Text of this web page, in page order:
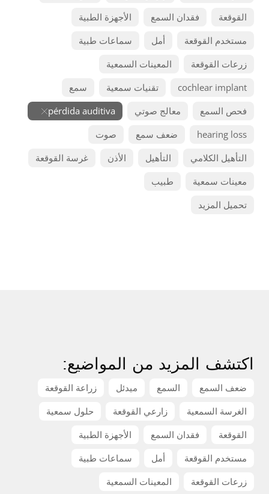
القوقعة
فقدان السمع
الأجهزة الطبية
مستخدم القوقعة
أمل
سماعات طبية
زرعات القوقعة
المعينات السمعية
cochlear implant
تقنيات سمعية
سمع
فحص السمع
معالج صوتي
pérdida auditiva
hearing loss
ضعف سمع
صوت
التأهيل الكلامي
التأهيل الأذن
غرسة القوقعة
معينات سمعية
طبيب
تحميل المزيد
اكتشف المزيد من المواضيع:
ضعف السمع السمع ميدئل
زراعة القوقعة
الغرسة السمعية
زارعي القوقعة
حلول سمعية
القوقعة
فقدان السمع
الأجهزة الطبية
مستخدم القوقعة
أمل
سماعات طبية
زرعات القوقعة
المعينات السمعية